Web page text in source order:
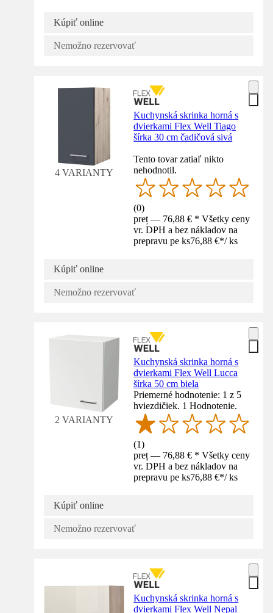
Kúpiť online
Nemožno rezervovať
4 VARIANTY
Kuchynská skrinka horná s
dvierkami Flex Well Tiago
šírka 30 cm čadičová sivá
Tento tovar zatiaľ nikto
nehodnotil.
(0)
preț — 76,88 € * Všetky ceny
vr. DPH a bez nákladov na
prepravu pe ks76,88 €*/ ks
Kúpiť online
Nemožno rezervovať
2 VARIANTY
Kuchynská skrinka horná s
dvierkami Flex Well Lucca
šírka 50 cm biela
Priemerné hodnotenie: 1 z 5
hviezdičiek. 1 Hodnotenie.
(1)
preț — 76,88 € * Všetky ceny
vr. DPH a bez nákladov na
prepravu pe ks76,88 €*/ ks
Kúpiť online
Nemožno rezervovať
Kuchynská skrinka horná s
dvierkami Flex Well Nepal